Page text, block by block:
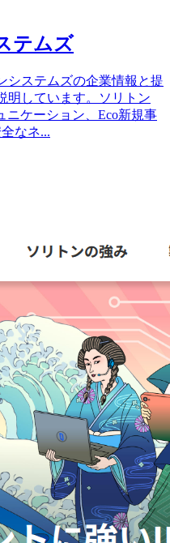
テムズ
システムズの企業情報と提
明しています。ソリトン
ニケーション、Eco新規事
なネ...